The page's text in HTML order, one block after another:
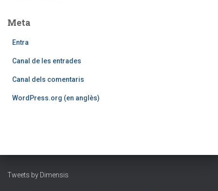
Meta
Entra
Canal de les entrades
Canal dels comentaris
WordPress.org (en anglès)
Tweets by Dimensis